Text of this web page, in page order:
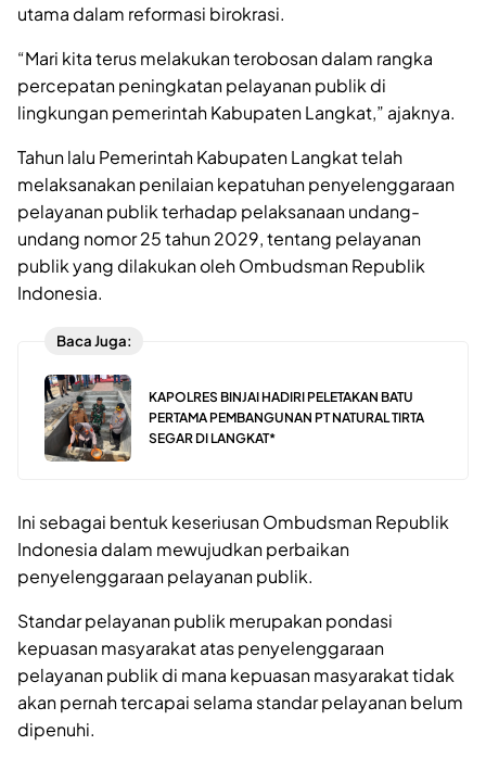
utama dalam reformasi birokrasi.
“Mari kita terus melakukan terobosan dalam rangka
percepatan peningkatan pelayanan publik di
lingkungan pemerintah Kabupaten Langkat,” ajaknya.
Tahun lalu Pemerintah Kabupaten Langkat telah
melaksanakan penilaian kepatuhan penyelenggaraan
pelayanan publik terhadap pelaksanaan undang-
undang nomor 25 tahun 2029, tentang pelayanan
publik yang dilakukan oleh Ombudsman Republik
Indonesia.
Baca Juga:
KAPOLRES BINJAI HADIRI PELETAKAN BATU
PERTAMA PEMBANGUNAN PT NATURAL TIRTA
SEGAR DI LANGKAT*
Ini sebagai bentuk keseriusan Ombudsman Republik
Indonesia dalam mewujudkan perbaikan
penyelenggaraan pelayanan publik.
Standar pelayanan publik merupakan pondasi
kepuasan masyarakat atas penyelenggaraan
pelayanan publik di mana kepuasan masyarakat tidak
akan pernah tercapai selama standar pelayanan belum
dipenuhi.